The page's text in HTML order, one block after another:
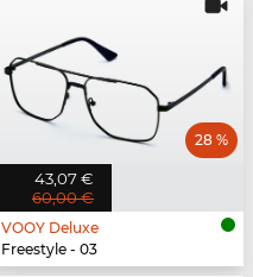
43,07 €
60,00 €
28 %
VOOY Deluxe
Freestyle - 03